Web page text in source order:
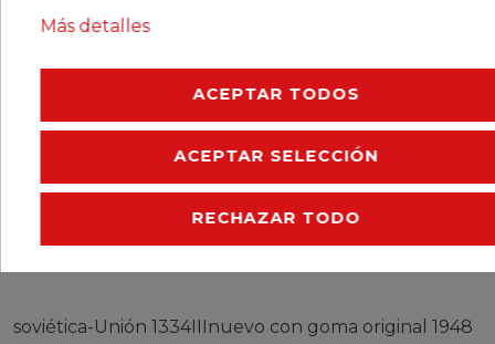
CERES::TEMPLATE.SINGLEITEMDESCRIPTION
CERES::TEMPLATE.SINGLEITEMMOREDETAILS
soviética-Unión 1334IIInuevo con goma original 1948
Más detalles
ACEPTAR TODOS
ACEPTAR SELECCIÓN
RECHAZAR TODO